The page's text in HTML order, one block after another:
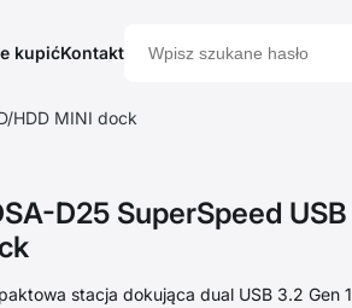
kupićKontakt
HDD MINI dock
D25 SuperSpeed
stacja dokująca dual USB 3.2 Gen